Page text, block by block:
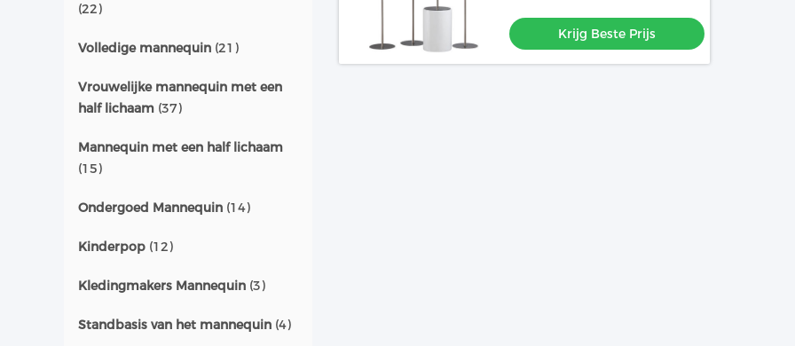
(22)
Volledige mannequin (21)
Vrouwelijke mannequin met een
half lichaam (37)
Mannequin met een half lichaam
(15)
Ondergoed Mannequin (14)
Kinderpop (12)
Kledingmakers Mannequin (3)
Standbasis van het mannequin (4)
Krijg Beste Prijs